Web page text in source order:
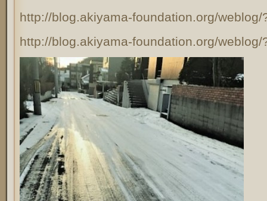
http://blog.akiyama-foundation.org/weblog/
http://blog.akiyama-foundation.org/weblog/